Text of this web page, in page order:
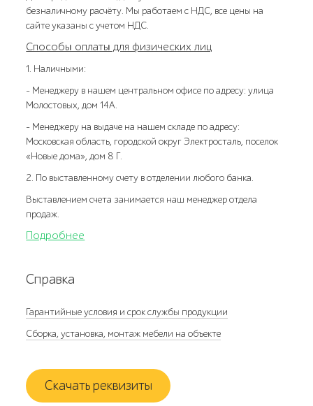
безналичному расчёту. Мы работаем с НДС, все цены на
сайте указаны с учетом НДС.
Способы оплаты для физических лиц
1. Наличными:
- Менеджеру в нашем центральном офисе по адресу: улица
Молостовых, дом 14А.
- Менеджеру на выдаче на нашем складе по адресу:
Московская область, городской округ Электросталь, поселок
«Новые дома», дом 8 Г.
2. По выставленному счету в отделении любого банка.
Выставлением счета занимается наш менеджер отдела
продаж.
Подробнее
Справка
Гарантийные условия и срок службы продукции
Сборка, установка, монтаж мебели на объекте
Скачать реквизиты